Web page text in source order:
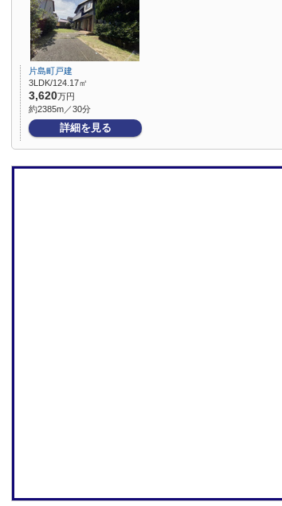
片島町戸建
3LDK/124.17㎡
3,620万円
約2385m／30分
詳細を見る